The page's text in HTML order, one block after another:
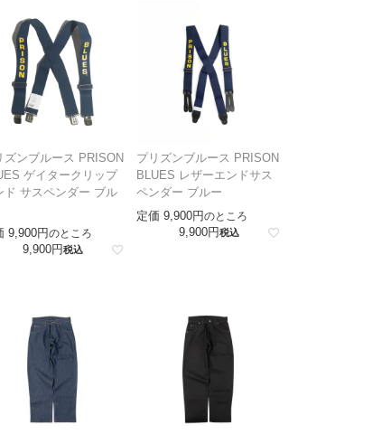
ズンブルース PRISON
ゲイタークリップ
ド サスペンダー ブル
9,900 のところ
9,900 税込
プリズンブルース PRISON
BLUES レザーエンドサス
ペンダー ブルー
定価 9,900 のところ
9,900 税込